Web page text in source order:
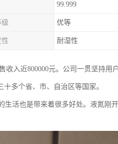
99.999
级 优等
耐湿性
收入近800000元。公司一贯坚持用
多个省、市、自治区等国家。
活也是带来着很多好处。液氮刚